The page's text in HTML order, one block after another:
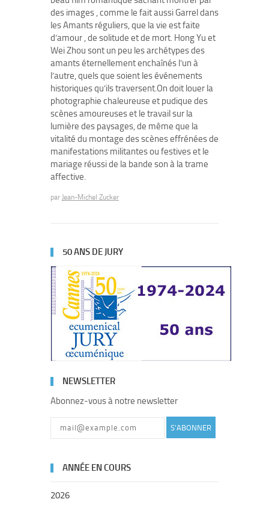
des images , comme le fait aussi Garrel dans
les Amants réguliers, que la vie est faite
d’amour , de solitude et de mort. Hong Yu et
Wei Zhou sont un peu les archétypes des
amants éternellement enchaînés l’un à
l’autre, quels que soient les événements
historiques qu’ils traversent.On doit louer la
photographie chaleureuse et pudique des
scènes amoureuses et le travail sur la
lumière des paysages, de même que la
vitalité du montage des scènes effrénées de
manifestations militantes ou festives et le
mariage réussi de la bande son à la trame
affective.
par Jean-Michel Zucker
50 ANS DE JURY
NEWSLETTER
Abonnez-vous à notre newsletter
S'ABONNER
ANNÉE EN COURS
2026